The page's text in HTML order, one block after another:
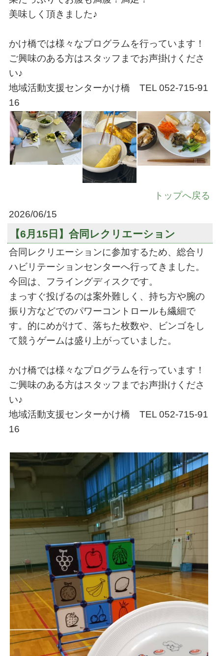
美味しく頂きました♪
かけ橋では様々なプログラムを行っています！
ご興味のある方はスタッフまでお声掛けくださ
い♪
地域活動支援センターかけ橋 TEL 052-715-91
16
トップへ戻る
2026/06/15
【6月15日】合同レクリエーション
合同レクリエーションに参加するため、総合リ
ハビリテーションセンターへ行ってきました。
今回は、フライングディスクです。
まっすぐ投げるのは案外難しく、持ち方や腕の
振り方などでのパワーコントロールも繊細で
す。的にめがけて、落ちた枚数や、ビンゴをし
て競うゲームは盛り上がっていました。
かけ橋では様々なプログラムを行っています！
ご興味のある方はスタッフまでお声掛けくださ
い♪
地域活動支援センターかけ橋 TEL 052-715-91
16